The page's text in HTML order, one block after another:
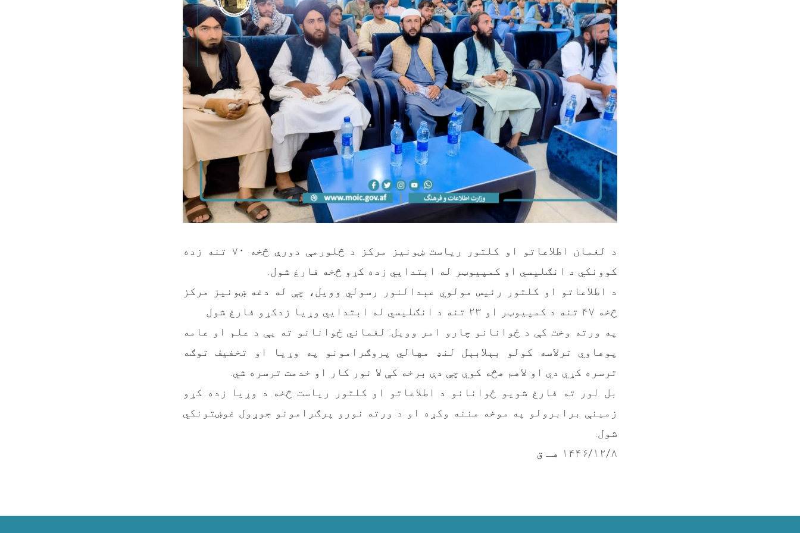
د لغمان اطلاعاتو او کلتور ریاست ښونیز مرکز د څلورمې دورې څخه ۷۰ تنه زده
کوونکي د انګلیسي او کمپیوټر له ابتدایي زده کړو څخه فارغ شول.
د اطلاعاتو او کلتور رئیس مولوي عبدالنور رسولي وویل، چې له دغه ښونیز مرکز
څخه ۴۷ تنه د کمپیوټر او ۲۳ تنه د انګلیسي له ابتدایي وړیا زدکړو فارغ شول
په ورته وخت کې د ځوانانو چارو امر وویل: لغماني ځوانانو ته یې د علم او عامه
پوهاوي ترلاسه کولو بېلابېل لنډ مهالي پروګرامونو په وړیا او تخفیف توګه
ترسره کړي دي او لاهم هڅه کوي چې دې برخه کې لا نور کار او خدمت ترسره شي.
بل لور ته فارغ شویو ځوانانو د اطلاعاتو او کلتور ریاست څخه د وړیا زده کړو
زمینې برابرولو په موخه مننه وکړه او د ورته نورو پرګرامونو جوړول غوښتونکي
شول.
۱۴۴۶/۱۲/۸ هـ ق